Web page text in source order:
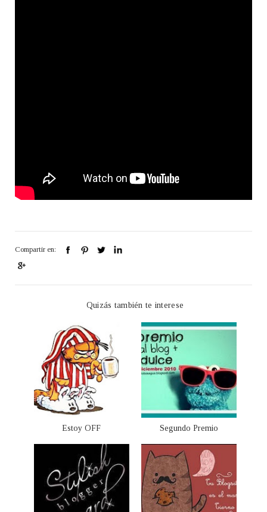
Compartir en:
Quizás también te interese
Estoy OFF Segundo Premio